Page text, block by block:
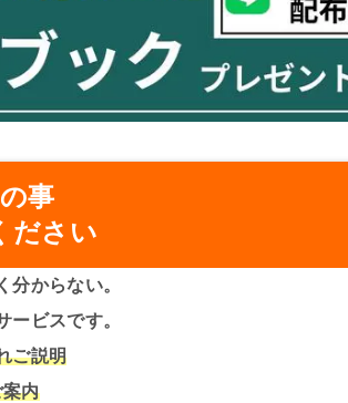
事
ださい
分からない。
ービスです。
ご説明
内